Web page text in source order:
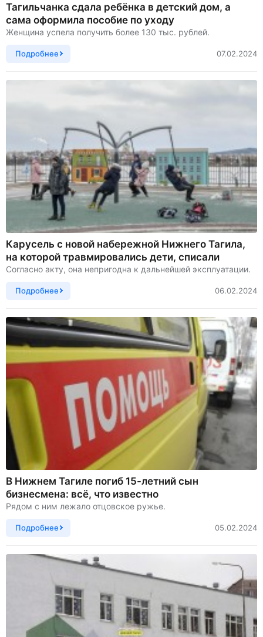
Тагильчанка сдала ребёнка в детский дом, а
сама оформила пособие по уходу
Женщина успела получить более 130 тыс. рублей.
Подробнее 07.02.2024
Карусель с новой набережной Нижнего Тагила,
на которой травмировались дети, списали
Согласно акту, она непригодна к дальнейшей эксплуатации.
Подробнее 06.02.2024
В Нижнем Тагиле погиб 15-летний сын
бизнесмена: всё, что известно
Рядом с ним лежало отцовское ружье.
Подробнее 05.02.2024